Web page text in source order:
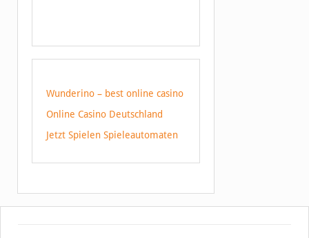
Wunderino – best online casino
Online Casino Deutschland
Jetzt Spielen Spieleautomaten